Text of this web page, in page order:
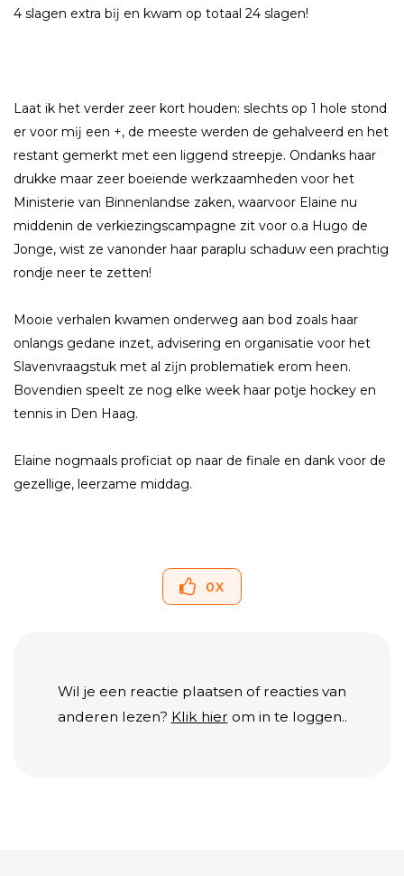
4 slagen extra bĳ en kwam op totaal 24 slagen!
Laat ik het verder zeer kort houden: slechts op 1 hole stond
er voor mĳ een +, de meeste werden de gehalveerd en het
restant gemerkt met een liggend streepje. Ondanks haar
drukke maar zeer boeiende werkzaamheden voor het
Ministerie van Binnenlandse zaken, waarvoor Elaine nu
middenin de verkiezingscampagne zit voor o.a Hugo de
Jonge, wist ze vanonder haar paraplu schaduw een prachtig
rondje neer te zetten!
Mooie verhalen kwamen onderweg aan bod zoals haar
onlangs gedane inzet, advisering en organisatie voor het
Slavenvraagstuk met al zĳn problematiek erom heen.
Bovendien speelt ze nog elke week haar potje hockey en
tennis in Den Haag.
Elaine nogmaals proficiat op naar de finale en dank voor de
gezellige, leerzame middag.
0X
Wil je een reactie plaatsen of reacties van
anderen lezen? Klik hier om in te loggen..